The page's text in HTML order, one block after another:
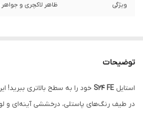
ویژگی ظاهر لاکچری و
توضیحات
استایل S24 FE خود را به سطح بالاتری ببرید!
در طیف رنگ‌های پاستلی، درخششی آینه‌ای و